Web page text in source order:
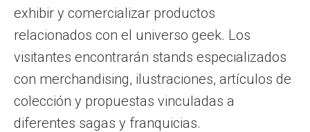
exhibir y comercializar productos
relacionados con el universo geek. Los
visitantes encontrarán stands especializados
con merchandising, ilustraciones, artículos de
colección y propuestas vinculadas a
diferentes sagas y franquicias.